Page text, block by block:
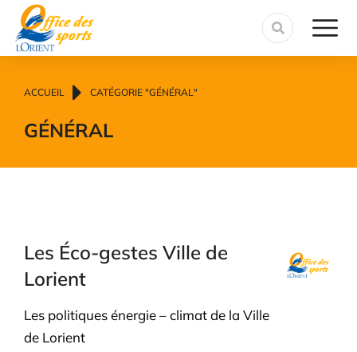
principal
Vous êtes ici :
ACCUEIL CATÉGORIE "GÉNÉRAL"
GÉNÉRAL
Les Éco-gestes Ville de
Lorient
Les politiques énergie – climat de la Ville
de Lorient